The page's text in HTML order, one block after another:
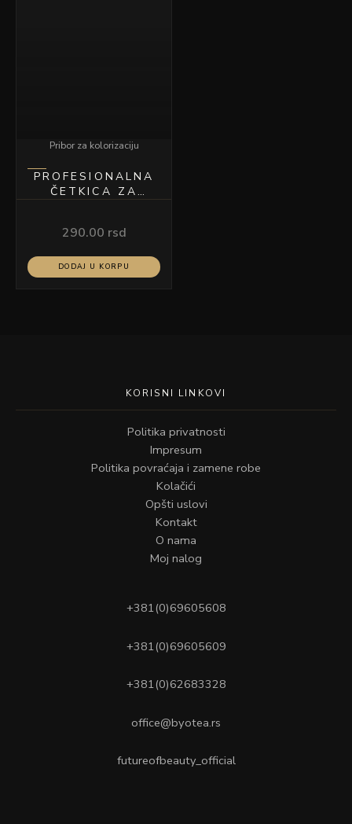
Pribor za kolorizaciju
PROFESIONALNA
ČETKICA ZA
290.00 rsd
DODAJ U KORPU
KORISNI LINKOVI
Politika privatnosti
Impresum
Politika povraćaja i zamene robe
Kolačići
Opšti uslovi
Kontakt
O nama
Moj nalog
+381(0)69605608
+381(0)69605609
+381(0)62683328
office@byotea.rs
futureofbeauty_official